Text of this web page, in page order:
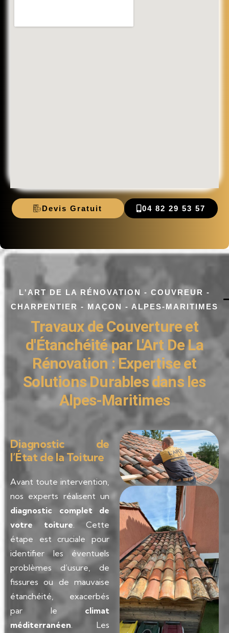
Devis Gratuit 04 82 29 53 57
L'ART DE LA RÉNOVATION - COUVREUR -
CHARPENTIER - MAÇON - ALPES-MARITIMES
Travaux de Couverture et
d'Étanchéité par L'Art De La
Rénovation : Expertise et
Solutions Durables dans les
Alpes-Maritimes
Diagnostic de
l’État de la Toiture
Avant toute intervention,
nos experts réalisent un
diagnostic complet de
votre toiture . Cette
étape est cruciale pour
identifier les éventuels
problèmes d’usure, de
fissures ou de mauvaise
étanchéité, exacerbés
par le climat
méditerranéen . Les